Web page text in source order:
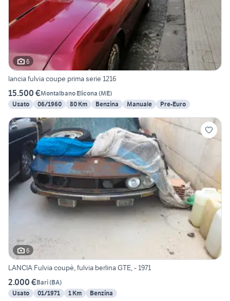
6
lancia fulvia coupe prima serie 1216
15.500 €Montalbano Elicona (ME)
Usato
06/1960 80 Km Benzina Manuale Pre-Euro
6
LANCIA Fulvia coupè, fulvia berlina GTE, - 1971
2.000 €Bari(BA)
Usato
01/1971 1 Km Benzina